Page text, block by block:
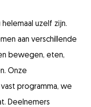
uzelf zijn.
aan verschillende
bewegen, eten,
Onze
programma, we
Deelnemers